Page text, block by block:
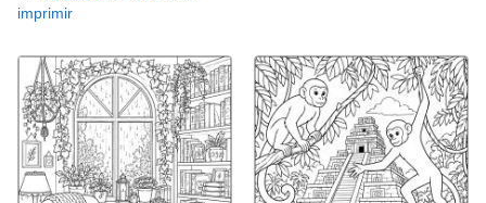
imprimir